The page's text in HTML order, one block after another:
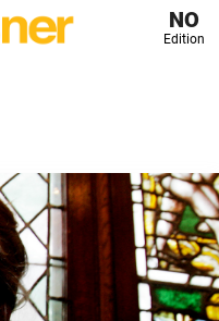
NO
Edition